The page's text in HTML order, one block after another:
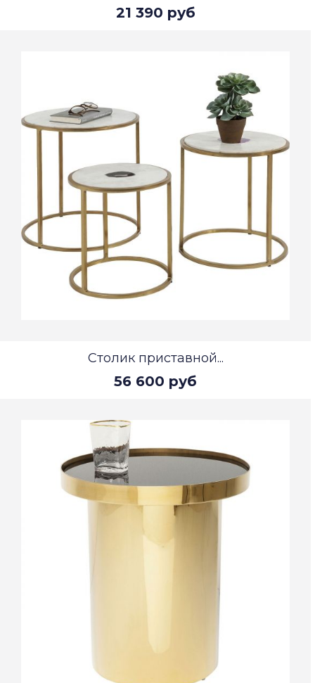
21 390 руб
Столик приставной...
56 600 руб